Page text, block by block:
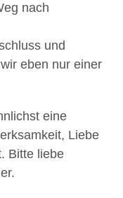
nach
und
eben nur einer
eine
Liebe
Bitte liebe